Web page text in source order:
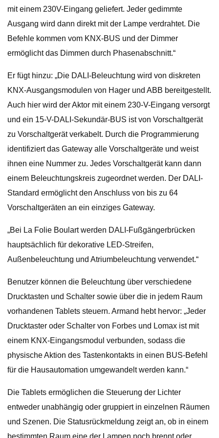
mit einem 230V-Eingang geliefert. Jeder gedimmte
Ausgang wird dann direkt mit der Lampe verdrahtet. Die
Befehle kommen vom KNX-BUS und der Dimmer
ermöglicht das Dimmen durch Phasenabschnitt.“
Er fügt hinzu: „Die DALI-Beleuchtung wird von diskreten
KNX-Ausgangsmodulen von Hager und ABB bereitgestellt.
Auch hier wird der Aktor mit einem 230-V-Eingang versorgt
und ein 15-V-DALI-Sekundär-BUS ist von Vorschaltgerät
zu Vorschaltgerät verkabelt. Durch die Programmierung
identifiziert das Gateway alle Vorschaltgeräte und weist
ihnen eine Nummer zu. Jedes Vorschaltgerät kann dann
einem Beleuchtungskreis zugeordnet werden. Der DALI-
Standard ermöglicht den Anschluss von bis zu 64
Vorschaltgeräten an ein einziges Gateway.
„Bei La Folie Boulart werden DALI-Fußgängerbrücken
hauptsächlich für dekorative LED-Streifen,
Außenbeleuchtung und Atriumbeleuchtung verwendet.“
Benutzer können die Beleuchtung über verschiedene
Drucktasten und Schalter sowie über die in jedem Raum
vorhandenen Tablets steuern. Armand hebt hervor: „Jeder
Drucktaster oder Schalter von Forbes und Lomax ist mit
einem KNX-Eingangsmodul verbunden, sodass die
physische Aktion des Tastenkontakts in einen BUS-Befehl
für die Hausautomation umgewandelt werden kann.“
Die Tablets ermöglichen die Steuerung der Lichter
entweder unabhängig oder gruppiert in einzelnen Räumen
und Szenen. Die Statusrückmeldung zeigt an, ob in einem
bestimmten Raum eine der Lampen noch brennt oder